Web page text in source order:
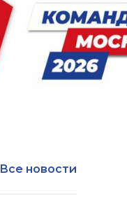
Все новости